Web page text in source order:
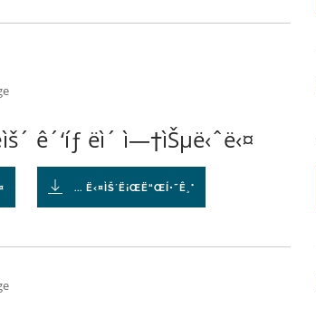
ê´‘íƒ ëì´ ì—†ìŠµë‹ˆë‹¤
... Ë‹¤ÌŠ´Ë¡ŒË“ŒÍ•˜Ê¸°